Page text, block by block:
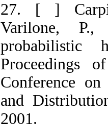
27. [ ]
Varilone, P.,
probabilistic
Proceedings
Conference on
and
2001.